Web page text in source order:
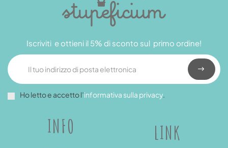
INFO LINK
Iscriviti e ottieni il 5% di sconto sul primo ordine!
Ho letto e accetto l’informativa sulla privacy.